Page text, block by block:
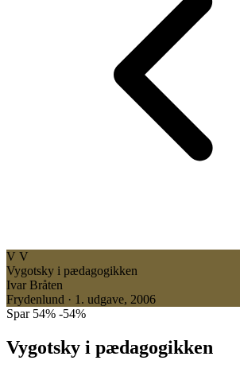
V V
Vygotsky i pædagogikken
Ivar Bråten
Frydenlund · 1. udgave, 2006
Spar 54% -54%
Vygotsky i pædagogikken